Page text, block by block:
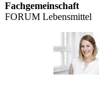
Fachgemeinschaft
FORUM Lebensmittel